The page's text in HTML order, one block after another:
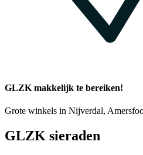
GLZK makkelijk te bereiken!
Grote winkels in Nijverdal,
GLZK sieraden